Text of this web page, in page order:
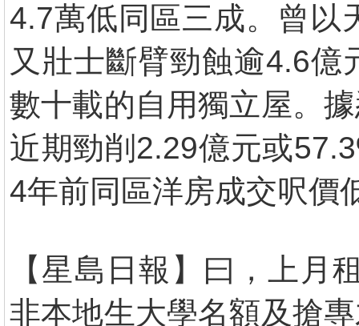
4.7萬低同區三成。曾以
又壯士斷臂勁蝕逾4.6
數十載的自用獨立屋。
近期勁削2.29億元或
4年前同區洋房成交呎價
【星島日報】曰，上月
非本地生大學名額及搶